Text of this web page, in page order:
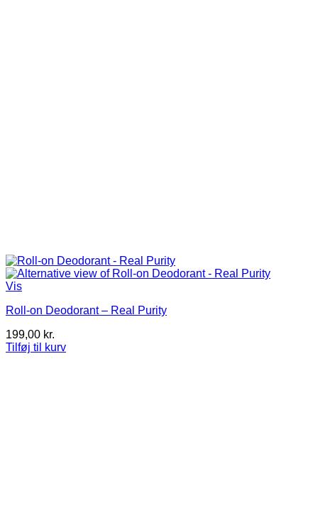
Vis
Roll-on Deodorant – Real Purity
199,00 kr.
Tilføj til kurv